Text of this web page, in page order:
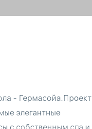
- Гермасойа.Проект
элегантные